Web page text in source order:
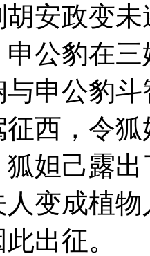
安政变
公豹在
与申公豹
西，令
妲己露
变成植
出征。